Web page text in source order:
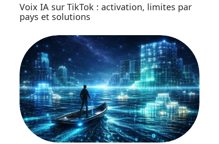
Voix IA sur TikTok : activation, limites par
pays et solutions